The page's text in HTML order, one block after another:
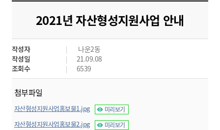
도
시
군
산
2021년 자산형성지원사업 안내
작성자
나운2동
작성일
21.09.08
조회수
6539
첨부파일
자산형성지원사업홍보물1.jpg 미리보기
자산형성지원사업홍보물2.jpg 미리보기